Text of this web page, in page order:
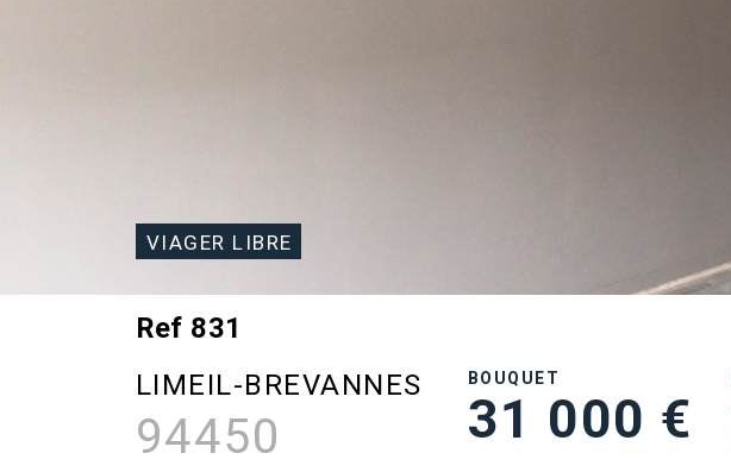
VIAGER LIBRE
Ref 831
LIMEIL-BREVANNES
94450
BOUQUET
31 000 €